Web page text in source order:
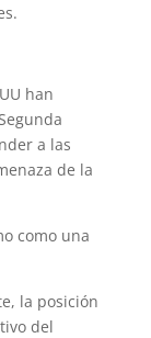
han
a las
de la
como una
la posición
del